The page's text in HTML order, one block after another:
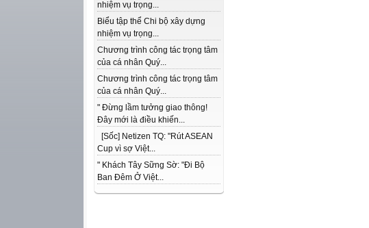
nhiệm vụ trọng...
Biểu tập thể Chi bộ xây dựng
nhiệm vụ trọng...
Chương trình công tác trọng tâm
của cá nhân Quý...
Chương trình công tác trọng tâm
của cá nhân Quý...
" Đừng lầm tưởng giao thông!
Đây mới là điều khiến...
[Sốc] Netizen TQ: "Rút ASEAN
Cup vì sợ Việt...
" Khách Tây Sững Sờ: "Đi Bộ
Ban Đêm Ở Việt...